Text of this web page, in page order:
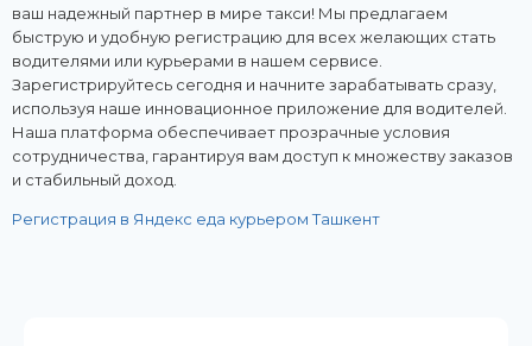
ваш надежный партнер в мире такси! Мы предлагаем
быструю и удобную регистрацию для всех желающих стать
водителями или курьерами в нашем сервисе.
Зарегистрируйтесь сегодня и начните зарабатывать сразу,
используя наше инновационное приложение для водителей.
Наша платформа обеспечивает прозрачные условия
сотрудничества, гарантируя вам доступ к множеству заказов
и стабильный доход.
Регистрация в Яндекс еда курьером Ташкент